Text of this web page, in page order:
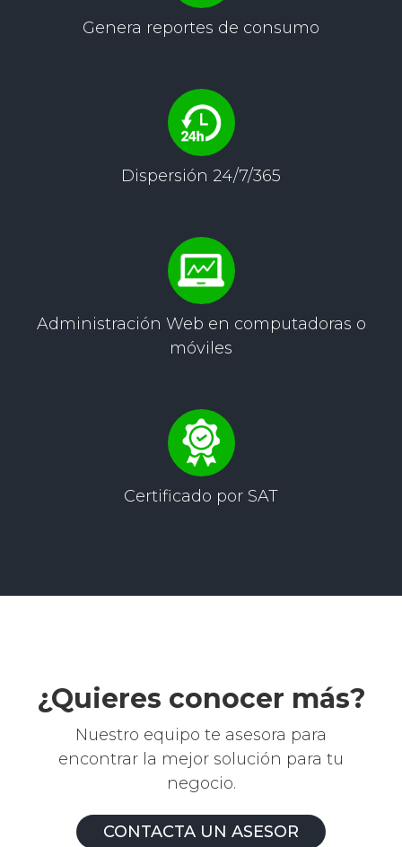
Genera reportes de consumo
Dispersión 24/7/365
Administración Web en computadoras o
móviles
Certificado por SAT
¿Quieres conocer más?
Nuestro equipo te asesora para
encontrar la mejor solución para tu
negocio.
CONTACTA UN ASESOR